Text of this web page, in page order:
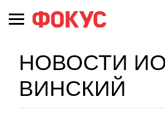
НОВОСТИ
ВИНСКИЙ